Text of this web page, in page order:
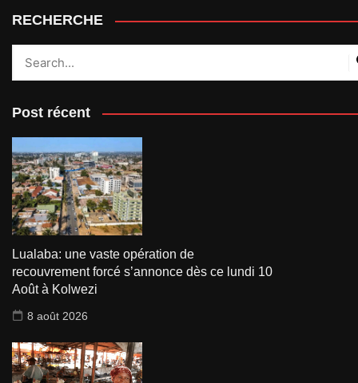
RECHERCHE
Post récent
Lualaba: une vaste opération de
recouvrement forcé s’annonce dès ce lundi 10
Août à Kolwezi
8 août 2026